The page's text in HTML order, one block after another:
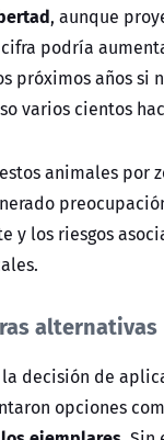
, aunque
podría
próximos años si
varios cientos
animales por
y los riesgos
alternativas
decisión de
opciones